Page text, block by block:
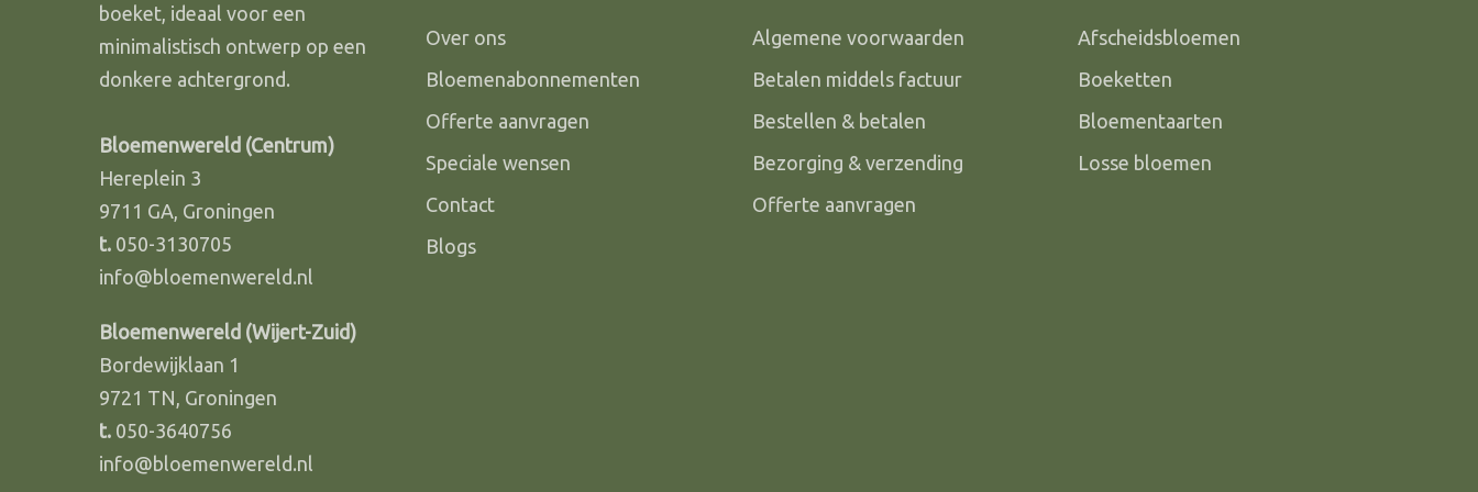
Bloemenwereld (Centrum)
Hereplein 3
9711 GA, Groningen
t. 050-3130705
info@bloemenwereld.nl
Bloemenwereld (Wijert-Zuid)
Bordewijklaan 1
9721 TN, Groningen
t. 050-3640756
info@bloemenwereld.nl
Over ons
Bloemenabonnementen
Offerte aanvragen
Speciale wensen
Contact
Blogs
Algemene voorwaarden
Betalen middels factuur
Bestellen & betalen
Bezorging & verzending
Offerte aanvragen
Afscheidsbloemen
Boeketten
Bloementaarten
Losse bloemen